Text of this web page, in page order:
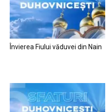
Învierea Fiului văduvei din Nain